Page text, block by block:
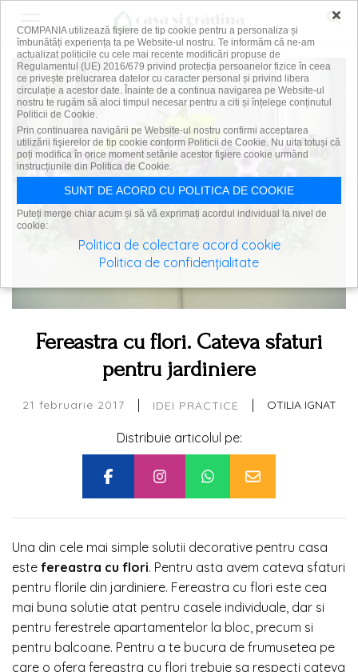
Fereastra cu flori. Cateva sfaturi
pentru jardiniere
21 februarie 2017 | IDEI PRACTICE | OTILIA IGNAT
Distribuie articolul pe:
Una din cele mai simple solutii decorative pentru casa
este fereastra cu flori. Pentru asta avem cateva sfaturi
pentru florile din jardiniere. Fereastra cu flori este cea
mai buna solutie atat pentru casele individuale, dar si
pentru ferestrele apartamentelor la bloc, precum si
pentru balcoane. Pentru a te bucura de frumusetea pe
care o ofera fereastra cu flori trebuie sa respecti cateva
×
COMPANIA utilizează fişiere de tip cookie pentru a personaliza și
îmbunătăți experiența ta pe Website-ul nostru. Te informăm că ne-am
actualizat politicile cu cele mai recente modificări propuse de
Regulamentul (UE) 2016/679 privind protecția persoanelor fizice în ceea
ce privește prelucrarea datelor cu caracter personal și privind libera
circulație a acestor date. Înainte de a continua navigarea pe Website-ul
nostru te rugăm să aloci timpul necesar pentru a citi și înțelege conținutul
Politicii de Cookie.
Prin continuarea navigării pe Website-ul nostru confirmi acceptarea
utilizării fişierelor de tip cookie conform Politicii de Cookie. Nu uita totuși că
poți modifica în orice moment setările acestor fişiere cookie urmând
instrucțiunile din Politica de Cookie.
SUNT DE ACORD CU POLITICA DE COOKIE
Puteți merge chiar acum și să vă exprimați acordul individual la nivel de
cookie:
Politica de colectare acord cookie
Politica de confidențialitate